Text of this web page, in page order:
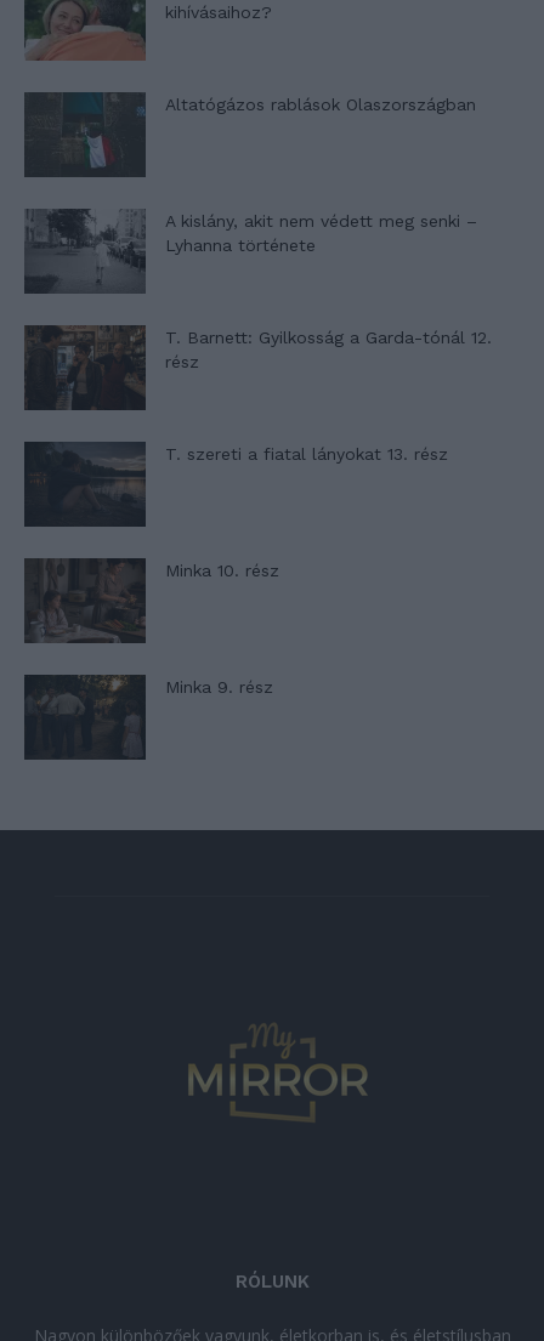
kihívásaihoz?
Altatógázos rablások Olaszországban
A kislány, akit nem védett meg senki –
Lyhanna története
T. Barnett: Gyilkosság a Garda-tónál 12.
rész
T. szereti a fiatal lányokat 13. rész
Minka 10. rész
Minka 9. rész
RÓLUNK
Nagyon különbözőek vagyunk, életkorban is, és életstílusban